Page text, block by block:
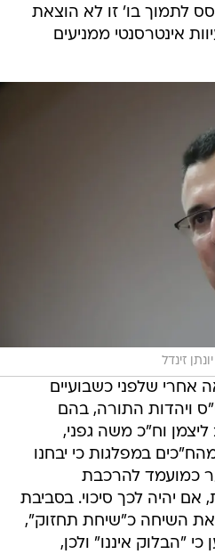
לתמוך בו' זו לא הוצאת
אינטרסנטי ממניעים
אחרי שלפני כשבועיים
ויהדות התורה, בהם
וח"כ משה גפני,
במפלגות כי יבחנו
כמועמד להרכבת
יהיה לכך סיכוי. בסביבת
את השיחה כ"שיחת תחזוק",
"הבלוק איננו" ולכן,